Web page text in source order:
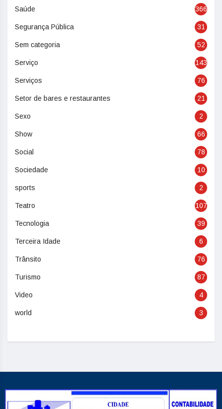
Saúde 366
Segurança Pública 31
Sem categoria 52
Serviço 143
Serviços 76
Setor de bares e restaurantes 21
Sexo 2
Show 66
Social 78
Sociedade 10
sports 2
Teatro 107
Tecnologia 39
Terceira Idade 6
Trânsito 76
Turismo 87
Video 4
world 3